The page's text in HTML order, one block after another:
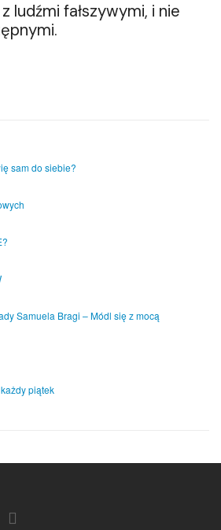
ludźmi fałszywymi, i nie
sam do siebie?
Samuela Bragi – Módl się z mocą
piątek